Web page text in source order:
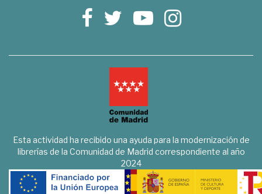
Esta actividad ha recibido una ayuda para la modernización de
librerías de la Comunidad de Madrid correspondiente al año
2024